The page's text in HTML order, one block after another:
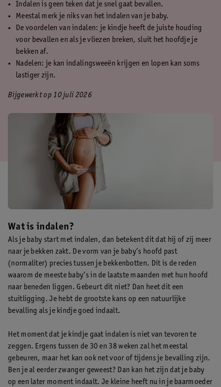
Indalen is geen teken dat je snel gaat bevallen.
Meestal merk je niks van het indalen van je baby.
De voordelen van indalen: je kindje heeft de juiste houding
voor bevallen en als je vliezen breken, sluit het hoofdje je
bekken af.
Nadelen: je kan indalingsweeën krijgen en lopen kan soms
lastiger zijn.
Bijgewerkt op 10 juli 2026
Wat is indalen?
Als je baby start met indalen, dan betekent dit dat hij of zij meer
naar je bekken zakt. De vorm van je baby’s hoofd past
(normaliter) precies tussen je bekkenbotten. Dit is de reden
waarom de meeste baby’s in de laatste maanden met hun hoofd
naar beneden liggen. Gebeurt dit niet? Dan heet dit een
stuitligging. Je hebt de grootste kans op een natuurlijke
bevalling als je kindje goed indaalt.
Het moment dat je kindje gaat indalen is niet van tevoren te
zeggen. Ergens tussen de 30 en 38 weken zal het meestal
gebeuren, maar het kan ook net voor of tijdens je bevalling zijn.
Ben je al eerder zwanger geweest? Dan kan het zijn dat je baby
op een later moment indaalt. Je kleine heeft nu in je baarmoeder